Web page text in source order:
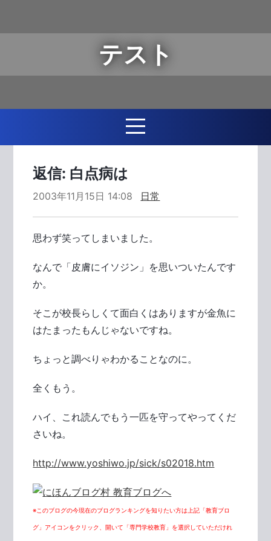
テスト
返信: 白点病は
2003年11月15日 14:08 日常
思わず笑ってしまいました。
なんで「皮膚にイソジン」を思いついたんです
か。
そこが校長らしくて面白くはありますが金魚に
はたまったもんじゃないですね。
ちょっと調べりゃわかることなのに。
全くもう。
ハイ、これ読んでもう一匹を守ってやってくだ
さいね。
http://www.yoshiwo.jp/sick/s02018.htm
※このブログの今現在のブログランキングを知りたい方は上記「教育ブロ
グ」アイコンをクリック、開いて「専門学校教育」を選択していただけれ